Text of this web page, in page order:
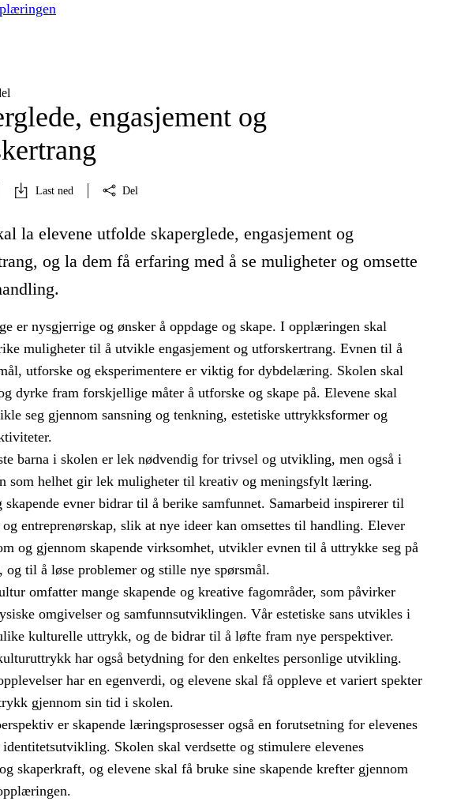
engasjement og
Last ned Del
la elevene utfolde skaperglede, engasjement og
og la dem få erfaring med å se muligheter og omsette
er nysgjerrige og ønsker å oppdage og skape. I opplæringen skal
muligheter til å utvikle engasjement og utforskertrang. Evnen til å
utforske og eksperimentere er viktig for dybdelæring. Skolen skal
dyrke fram forskjellige måter å utforske og skape på. Elevene skal
seg gjennom sansning og tenkning, estetiske uttrykksformer og
barna i skolen er lek nødvendig for trivsel og utvikling, men også i
som helhet gir lek muligheter til kreativ og meningsfylt læring.
skapende evner bidrar til å berike samfunnet. Samarbeid inspirerer til
entreprenørskap, slik at nye ideer kan omsettes til handling. Elever
og gjennom skapende virksomhet, utvikler evnen til å uttrykke seg på
og til å løse problemer og stille nye spørsmål.
omfatter mange skapende og kreative fagområder, som påvirker
omgivelser og samfunnsutviklingen. Vår estetiske sans utvikles i
kulturelle uttrykk, og de bidrar til å løfte fram nye perspektiver.
har også betydning for den enkeltes personlige utvikling.
har en egenverdi, og elevene skal få oppleve et variert spekter
gjennom sin tid i skolen.
er skapende læringsprosesser også en forutsetning for elevenes
Skolen skal verdsette og stimulere elevenes
skaperkraft, og elevene skal få bruke sine skapende krefter gjennom